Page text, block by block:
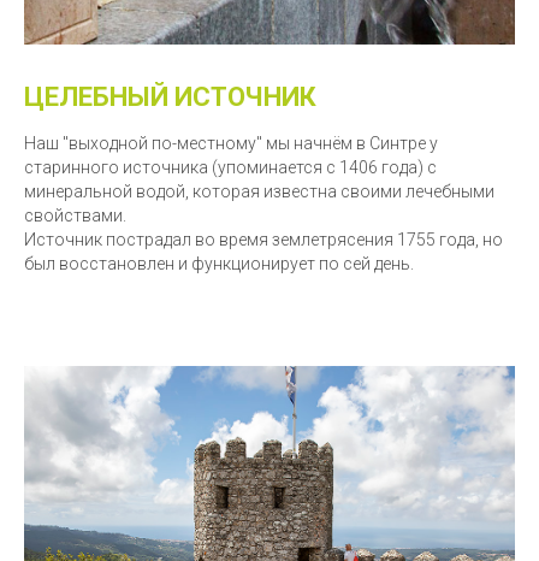
ЦЕЛЕБНЫЙ ИСТОЧНИК
Наш "выходной по-местному" мы начнём в Синтре у
старинного источника (упоминается с 1406 года) с
минеральной водой, которая известна своими лечебными
свойствами.
Источник пострадал во время землетрясения 1755 года, но
был восстановлен и функционирует по сей день.